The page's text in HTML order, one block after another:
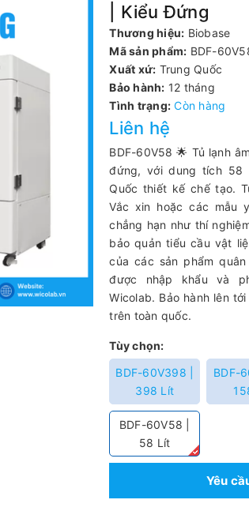
| Kiểu Đứng
Thương hiệu: Biobase
Mã sản phẩm: BDF-
Xuất xứ: Trung Quốc
Bảo hành: 12 tháng
Tình trạng: Còn hàng
Liên hệ
BDF-60V58 🌟 Tủ lạnh
đứng, với dung tích 58
Quốc thiết kế chế tạo.
Vắc xin hoặc các mẫu
chẳng hạn như thí
bảo quản tiểu cầu vật
của các sản phẩm
được nhập khẩu và
Wicolab. Bảo hành lên
trên toàn quốc.
Tùy chọn:
BDF-60V398 |
398 Lít
BDF-
BDF-60V58 |
58 Lít
Yêu